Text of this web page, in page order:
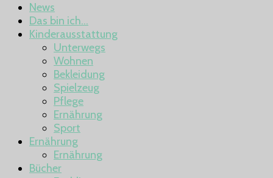
News
Das bin ich…
Kinderausstattung
Unterwegs
Wohnen
Bekleidung
Spielzeug
Pflege
Ernährung
Sport
Ernährung
Ernährung
Bücher